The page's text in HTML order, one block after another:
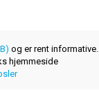
og er rent informative.
hjemmeside